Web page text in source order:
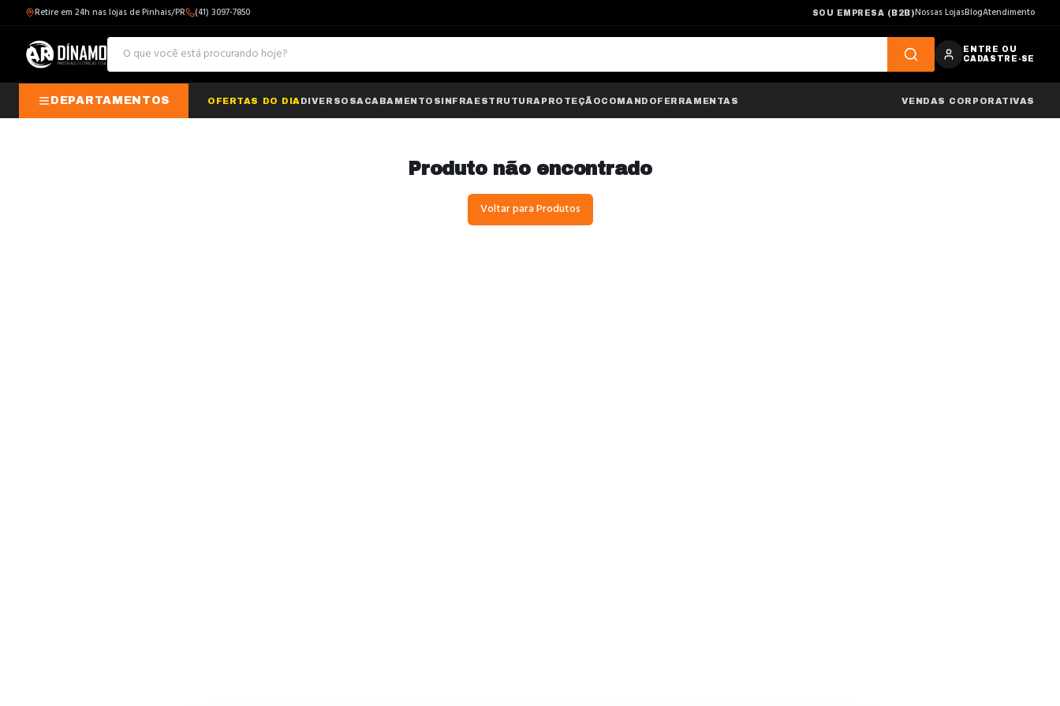
Retire em 24h nas lojas de Pinhais/PR (41) 3097-7850 SOU EMPRESA (B2B)Nossas LojasBlogAtendimento
ENTRE OU
CADASTRE-SE
DEPARTAMENTOS OFERTAS DO DIA DIVERSOSACABAMENTOSINFRAESTRUTURA PROTEÇÃOCOMANDOFERRAMENTAS VENDAS CORPORATIVAS
Produto não encontrado
Voltar para Produtos